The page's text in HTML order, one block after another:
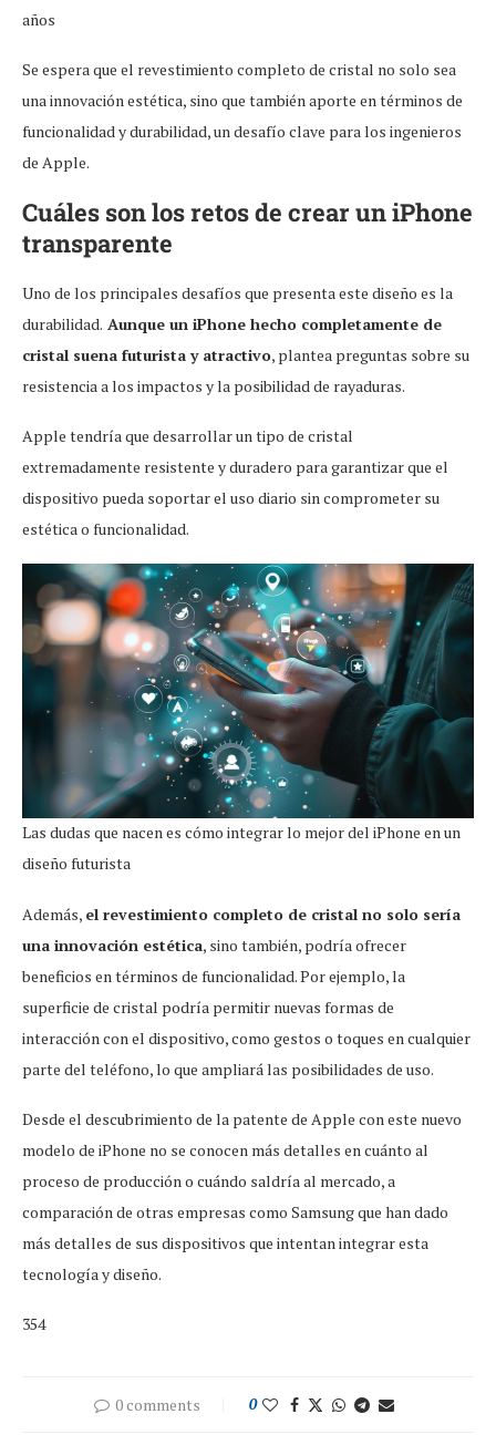
años
Se espera que el revestimiento completo de cristal no solo sea
una innovación estética, sino que también aporte en términos de
funcionalidad y durabilidad, un desafío clave para los ingenieros
de Apple.
Cuáles son los retos de crear un iPhone
transparente
Uno de los principales desafíos que presenta este diseño es la
durabilidad. Aunque un iPhone hecho completamente de
cristal suena futurista y atractivo, plantea preguntas sobre su
resistencia a los impactos y la posibilidad de rayaduras.
Apple tendría que desarrollar un tipo de cristal
extremadamente resistente y duradero para garantizar que el
dispositivo pueda soportar el uso diario sin comprometer su
estética o funcionalidad.
Las dudas que nacen es cómo integrar lo mejor del iPhone en un
diseño futurista
Además, el revestimiento completo de cristal no solo sería
una innovación estética, sino también, podría ofrecer
beneficios en términos de funcionalidad. Por ejemplo, la
superficie de cristal podría permitir nuevas formas de
interacción con el dispositivo, como gestos o toques en cualquier
parte del teléfono, lo que ampliará las posibilidades de uso.
Desde el descubrimiento de la patente de Apple con este nuevo
modelo de iPhone no se conocen más detalles en cuánto al
proceso de producción o cuándo saldría al mercado, a
comparación de otras empresas como Samsung que han dado
más detalles de sus dispositivos que intentan integrar esta
tecnología y diseño.
354
0 comments 0